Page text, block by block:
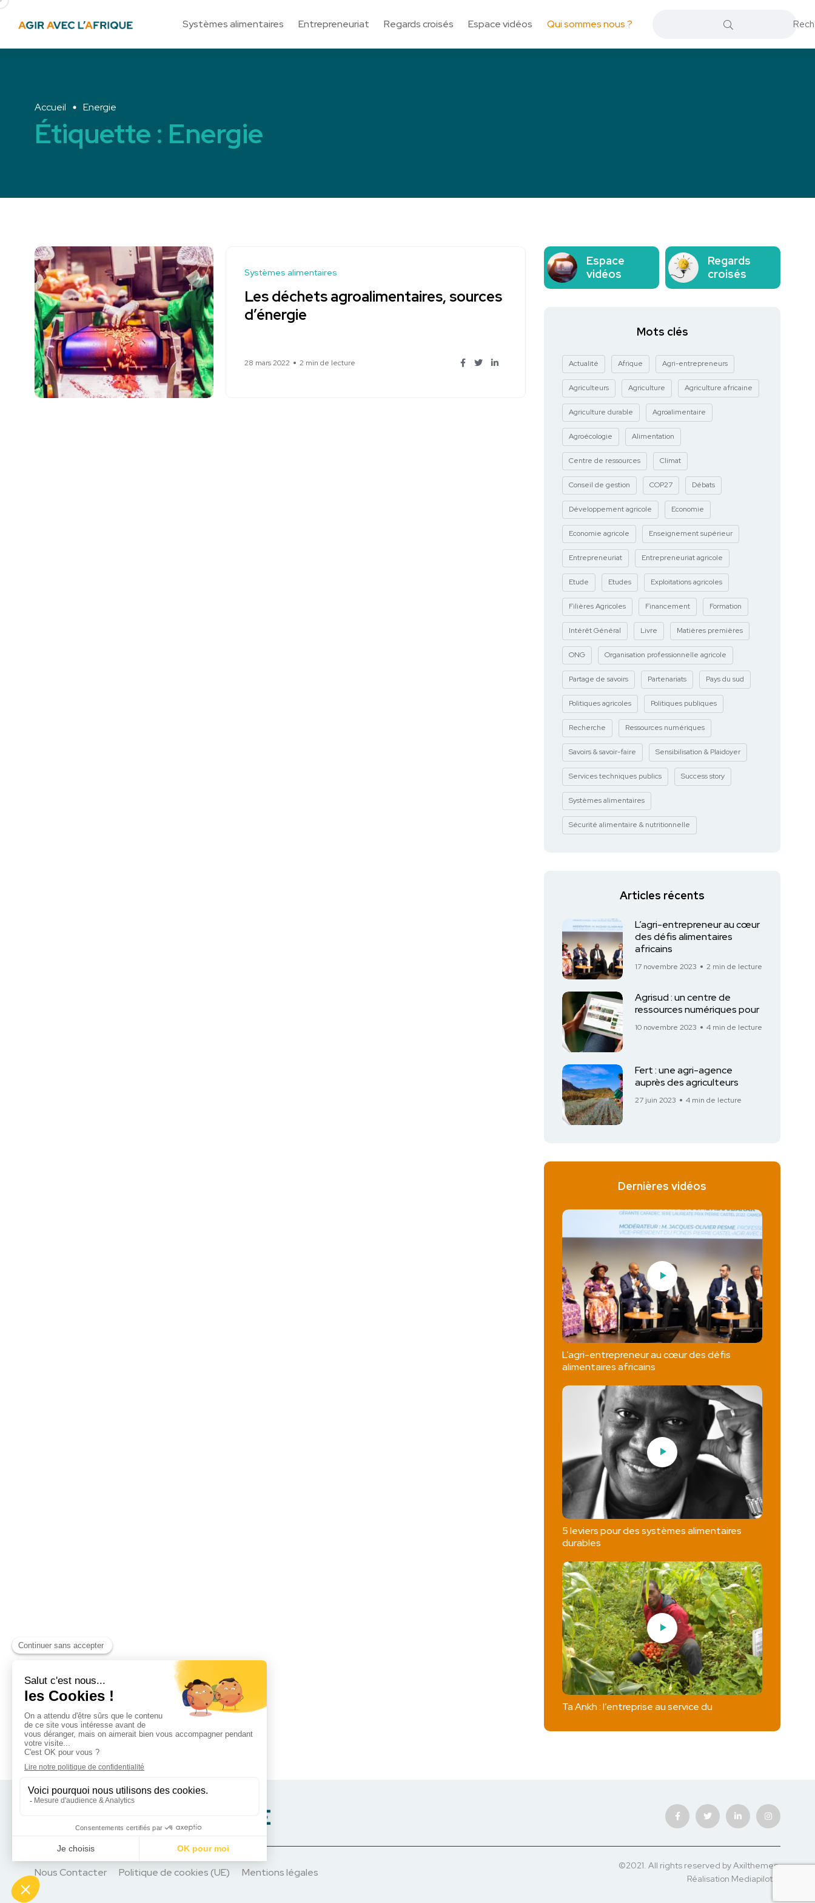
Systèmes alimentaires Entrepreneuriat Regards croisés Espace vidéos Qui sommes nous ?
Accueil Energie
Étiquette : Energie
Systèmes alimentaires
Les déchets agroalimentaires, sources
d’énergie
28 mars 2022 2 min de lecture
Espace
vidéos
Regards
croisés
Mots clés
Actualité Afrique Agri-entrepreneurs
Agriculteurs Agriculture Agriculture africaine
Agriculture durable Agroalimentaire
Agroécologie Alimentation
Centre de ressources Climat
Conseil de gestion COP27 Débats
Développement agricole Economie
Economie agricole Enseignement supérieur
Entrepreneuriat Entrepreneuriat agricole
Etude Etudes Exploitations agricoles
Filières Agricoles Financement Formation
Intérêt Général Livre Matières premières
ONG Organisation professionnelle agricole
Partage de savoirs Partenariats Pays du sud
Politiques agricoles Politiques publiques
Recherche Ressources numériques
Savoirs & savoir-faire Sensibilisation & Plaidoyer
Services techniques publics Success story
Systèmes alimentaires
Sécurité alimentaire & nutritionnelle
Articles récents
L’agri-entrepreneur au cœur
des défis alimentaires
africains
17 novembre 2023 2 min de lecture
Agrisud : un centre de
ressources numériques pour
10 novembre 2023 4 min de lecture
Fert : une agri-agence
auprès des agriculteurs
27 juin 2023 4 min de lecture
Dernières vidéos
L’agri-entrepreneur au cœur des défis
alimentaires africains
5 leviers pour des systèmes alimentaires
durables
Ta Ankh : l’entreprise au service du
Nous Contacter Politique de cookies (UE) Mentions légales
©2021. All rights reserved by Axilthemes.
Réalisation Mediapilote